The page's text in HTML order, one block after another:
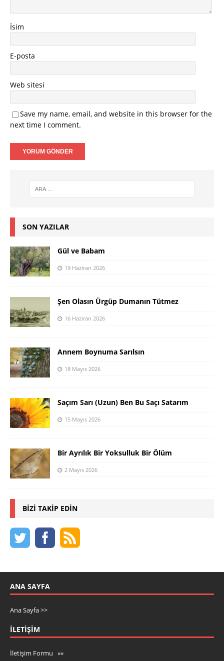
İsim
E-posta
Web sitesi
Save my name, email, and website in this browser for the
next time I comment.
SON YAZILAR
Gül ve Babam
19 Haziran 2026
Şen Olasın Ürgüp Dumanın Tütmez
16 Haziran 2026
Annem Boynuma Sarılsın
18 Mayıs 2026
Saçım Sarı (Uzun) Ben Bu Saçı Satarım
15 Mayıs 2026
Bir Ayrılık Bir Yoksulluk Bir Ölüm
2 Mayıs 2026
BIZI TAKIP EDIN
ANA SAYFA
Ana Sayfa >>
İLETIŞIM
İletişim Formu »»